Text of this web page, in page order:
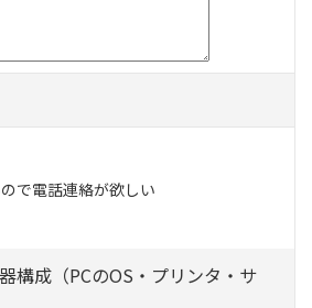
で電話連絡が欲しい
構成（PCのOS・プリンタ・サ